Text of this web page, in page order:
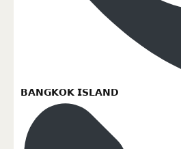
𝗕𝗔𝗡𝗚𝗞𝗢𝗞 𝗜𝗦𝗟𝗔𝗡𝗗